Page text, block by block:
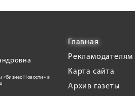
«Бизнес Новости» в
Главная
Рекламодателям
Карта сайта
Архив газеты